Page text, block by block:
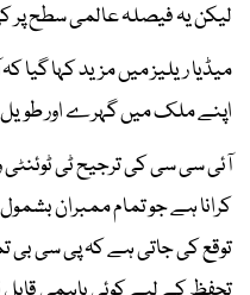
لیکن یہ فیصلہ عالمی سطح پر
میڈیا ریلیز میں مزید کہا
اپنے ملک میں گہرے اور
آئی سی سی کی ترجیح ٹی
کرانا ہے جو تمام ممبران
توقع کی جاتی ہے کہ پی سی بی